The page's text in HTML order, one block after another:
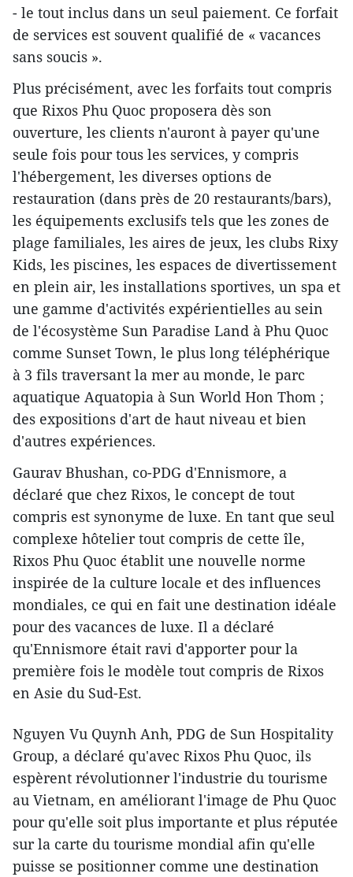
- le tout inclus dans un seul paiement. Ce forfait
de services est souvent qualifié de « vacances
sans soucis ».
Plus précisément, avec les forfaits tout compris
que Rixos Phu Quoc proposera dès son
ouverture, les clients n'auront à payer qu'une
seule fois pour tous les services, y compris
l'hébergement, les diverses options de
restauration (dans près de 20 restaurants/bars),
les équipements exclusifs tels que les zones de
plage familiales, les aires de jeux, les clubs Rixy
Kids, les piscines, les espaces de divertissement
en plein air, les installations sportives, un spa et
une gamme d'activités expérientielles au sein
de l'écosystème Sun Paradise Land à Phu Quoc
comme Sunset Town, le plus long téléphérique
à 3 fils traversant la mer au monde, le parc
aquatique Aquatopia à Sun World Hon Thom ;
des expositions d'art de haut niveau et bien
d'autres expériences.
Gaurav Bhushan, co-PDG d'Ennismore, a
déclaré que chez Rixos, le concept de tout
compris est synonyme de luxe. En tant que seul
complexe hôtelier tout compris de cette île,
Rixos Phu Quoc établit une nouvelle norme
inspirée de la culture locale et des influences
mondiales, ce qui en fait une destination idéale
pour des vacances de luxe. Il a déclaré
qu'Ennismore était ravi d'apporter pour la
première fois le modèle tout compris de Rixos
en Asie du Sud-Est.
Nguyen Vu Quynh Anh, PDG de Sun Hospitality
Group, a déclaré qu'avec Rixos Phu Quoc, ils
espèrent révolutionner l'industrie du tourisme
au Vietnam, en améliorant l'image de Phu Quoc
pour qu'elle soit plus importante et plus réputée
sur la carte du tourisme mondial afin qu'elle
puisse se positionner comme une destination